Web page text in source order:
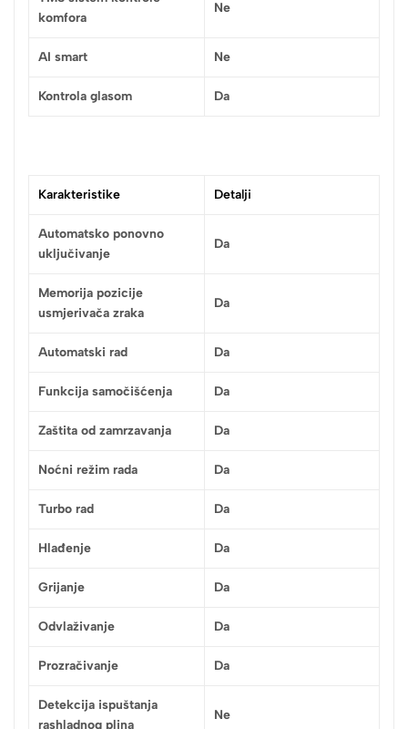
komfora
Ne
AI smart Ne
Kontrola glasom Da
Karakteristike Detalji
Automatsko ponovno
uključivanje
Da
Memorija pozicije
usmjerivača zraka
Da
Automatski rad Da
Funkcija samočišćenja Da
Zaštita od zamrzavanja Da
Noćni režim rada Da
Turbo rad Da
Hlađenje Da
Grijanje Da
Odvlaživanje Da
Prozračivanje Da
Detekcija ispuštanja
rashladnog plina
Ne